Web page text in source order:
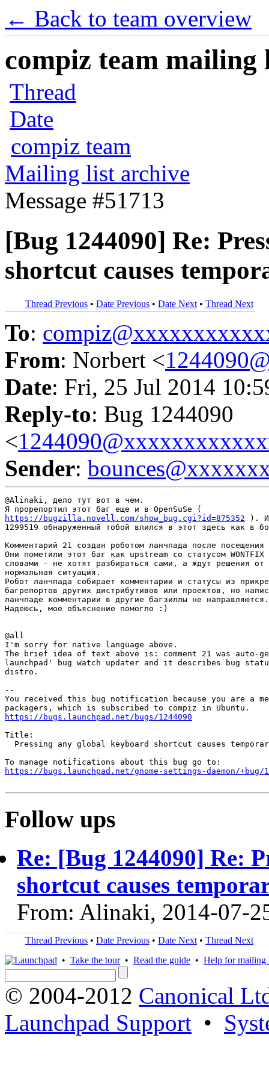
← Back to team overview
compiz team mailing
Thread
Date
compiz team
Mailing list archive
Message #51713
[Bug 1244090] Re:
shortcut causes
Thread Previous • Date Previous • Date Next • Thread Next
To:
From: Norbert <
Date: Fri, 25 Jul 2014
Reply-to: Bug 1244090
<
Sender:
@Alinaki, дело тут вот в чем.
https://bugzilla.novell.com/show_bug.cgi?id=875352 ).
1299519 обнаруженный тобой влился в этот здесь как в
Комментарий 21 создан роботом ланчпада после посещения
Они пометили этот баг как upstream со статусом WONTFIX
словами - не хотят разбираться сами, а ждут решения от
нормальная ситуация.
Робот ланчпада собирает комментарии и статусы из
багрепортов других дистрибутивов или проектов, но
ланчпаде комментарии в другие багзиллы не направляются.
Надеюсь, мое объяснение помогло :)
@all
I'm sorry for native language above.
The brief idea of text above is: comment 21 was auto-
launchpad' bug watch updater and it describes bug
distro.
--
You received this bug notification because you are a
https://bugs.launchpad.net/bugs/1244090
Title:
Pressing any global keyboard shortcut causes
https://bugs.launchpad.net/gnome-settings-daemon/+bug/
Follow ups
Re: [Bug 1244090] Re:
shortcut causes
From: Alinaki, 2014-07-
Thread Previous • Date Previous • Date Next • Thread Next
• Take the tour• Read the guide • Help for mailing
© 2004-2012 Canonical
Launchpad Support •